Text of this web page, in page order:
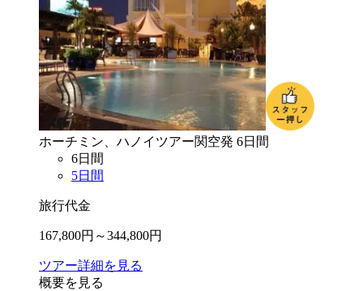
ホーチミン、ハノイ ツアー関空発 6日間
6日間
5日間
旅行代金
167,800円～344,800円
ツアー詳細を見る
概要を見る